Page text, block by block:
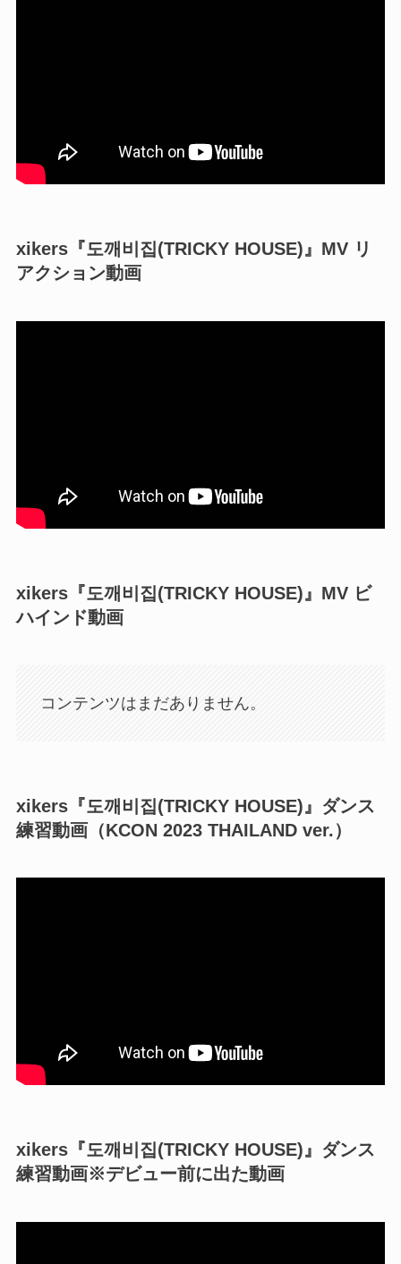
xikers『도깨비집(TRICKY HOUSE)』MV リ
アクション動画
xikers『도깨비집(TRICKY HOUSE)』MV ビ
ハインド動画
コンテンツはまだありません。
xikers『도깨비집(TRICKY HOUSE)』ダンス
練習動画（KCON 2023 THAILAND ver.）
xikers『도깨비집(TRICKY HOUSE)』ダンス
練習動画※デビュー前に出た動画